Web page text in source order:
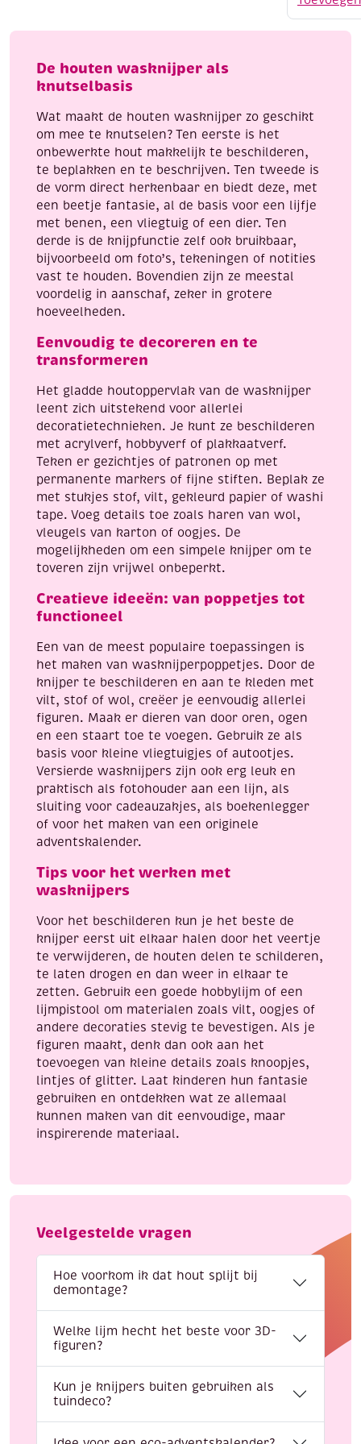
48
De houten wasknijper als
knutselbasis
Wat maakt de houten wasknijper zo geschikt
om mee te knutselen? Ten eerste is het
onbewerkte hout makkelijk te beschilderen,
te beplakken en te beschrijven. Ten tweede is
de vorm direct herkenbaar en biedt deze, met
een beetje fantasie, al de basis voor een lijfje
met benen, een vliegtuig of een dier. Ten
derde is de knijpfunctie zelf ook bruikbaar,
bijvoorbeeld om foto’s, tekeningen of notities
vast te houden. Bovendien zijn ze meestal
voordelig in aanschaf, zeker in grotere
hoeveelheden.
Eenvoudig te decoreren en te
transformeren
Het gladde houtoppervlak van de wasknijper
leent zich uitstekend voor allerlei
decoratietechnieken. Je kunt ze beschilderen
met acrylverf, hobbyverf of plakkaatverf.
Teken er gezichtjes of patronen op met
permanente markers of fijne stiften. Beplak ze
met stukjes stof, vilt, gekleurd papier of washi
tape. Voeg details toe zoals haren van wol,
vleugels van karton of oogjes. De
mogelijkheden om een simpele knijper om te
toveren zijn vrijwel onbeperkt.
Creatieve ideeën: van poppetjes tot
functioneel
Een van de meest populaire toepassingen is
het maken van wasknijperpoppetjes. Door de
knijper te beschilderen en aan te kleden met
vilt, stof of wol, creëer je eenvoudig allerlei
figuren. Maak er dieren van door oren, ogen
en een staart toe te voegen. Gebruik ze als
basis voor kleine vliegtuigjes of autootjes.
Versierde wasknijpers zijn ook erg leuk en
praktisch als fotohouder aan een lijn, als
sluiting voor cadeauzakjes, als boekenlegger
of voor het maken van een originele
adventskalender.
Tips voor het werken met
wasknijpers
Voor het beschilderen kun je het beste de
knijper eerst uit elkaar halen door het veertje
te verwijderen, de houten delen te schilderen,
te laten drogen en dan weer in elkaar te
zetten. Gebruik een goede hobbylijm of een
lijmpistool om materialen zoals vilt, oogjes of
andere decoraties stevig te bevestigen. Als je
figuren maakt, denk dan ook aan het
toevoegen van kleine details zoals knoopjes,
lintjes of glitter. Laat kinderen hun fantasie
gebruiken en ontdekken wat ze allemaal
kunnen maken van dit eenvoudige, maar
inspirerende materiaal.
Veelgestelde vragen
Hoe voorkom ik dat hout splijt bij
demontage?
Welke lijm hecht het beste voor 3D-
figuren?
Kun je knijpers buiten gebruiken als
tuindeco?